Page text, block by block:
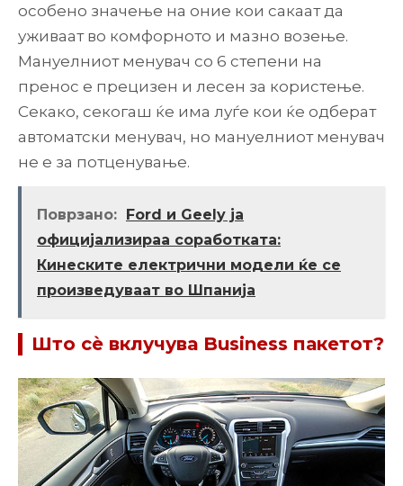
особено значење на оние кои сакаат да
уживаат во комфорното и мазно возење.
Мануелниот менувач со 6 степени на
пренос е прецизен и лесен за користење.
Секако, секогаш ќе има луѓе кои ќе одберат
автоматски менувач, но мануелниот менувач
не е за потценување.
Поврзано: Ford и Geely ја
официјализираа соработката:
Кинеските електрични модели ќе се
произведуваат во Шпанија
Што сè вклучува Business пакетот?